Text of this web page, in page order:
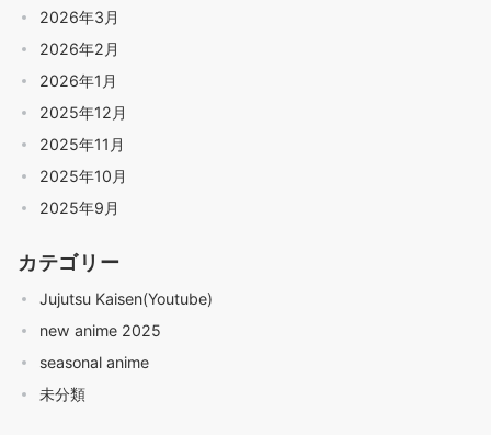
2026年3月
2026年2月
2026年1月
2025年12月
2025年11月
2025年10月
2025年9月
カテゴリー
Jujutsu Kaisen(Youtube)
new anime 2025
seasonal anime
未分類